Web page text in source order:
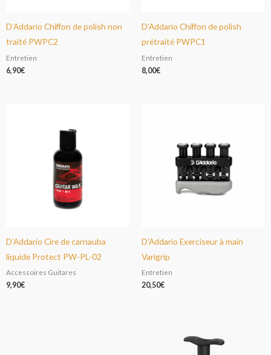
D’Addario Chiffon de polish non
traité PWPC2
Entretien
6,90€
D’Addario Chiffon de polish
prétraité PWPC1
Entretien
8,00€
D’Addario Cire de carnauba
liquide Protect PW-PL-02
Accessoires Guitares
9,90€
D’Addario Exerciseur à main
Varigrip
Entretien
20,50€